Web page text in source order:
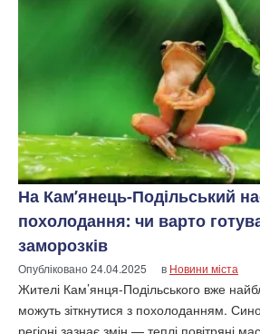
На Кам’янець-Подільський
похолодання: чи варто
заморозків
Опубліковано24.04.2025 в Новини міста
Жителі Кам’янця-Подільського вже
можуть зіткнутися з похолоданням.
регіоні зазнає змін — теплі повітряні